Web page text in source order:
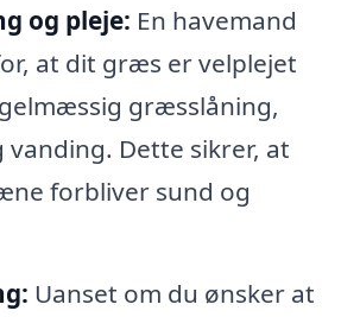
og pleje: En havemand
at dit græs er velplejet
græsslåning,
vanding. Dette sikrer, at
forbliver sund og
Uanset om du ønsker at